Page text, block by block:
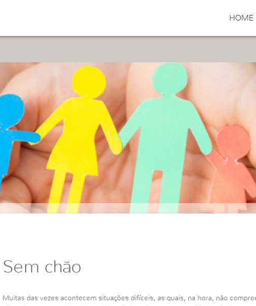
HOME
Sem chão
Muitas das vezes acontecem situações difíceis, as quais, na hora, não